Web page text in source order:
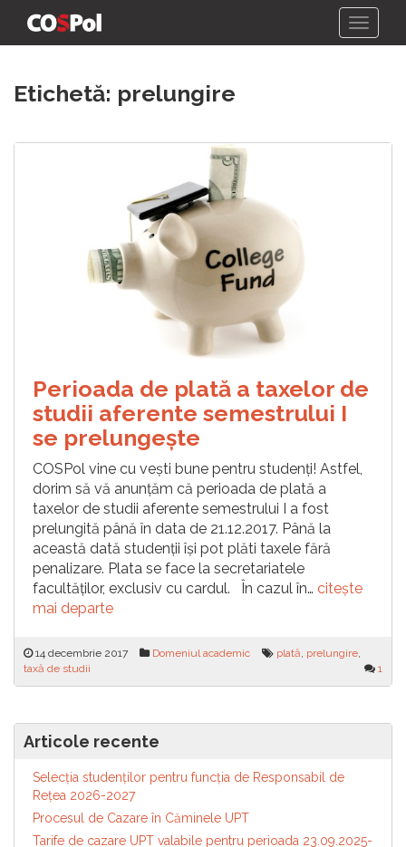
Etichetă: prelungire
Perioada de plată a taxelor de
studii aferente semestrului I
se prelungește
COSPol vine cu vești bune pentru studenți! Astfel,
dorim să vă anunțăm că perioada de plată a
taxelor de studii aferente semestrului I a fost
prelungită până în data de 21.12.2017. Până la
această dată studenții își pot plăti taxele fără
penalizare. Plata se face la secretariatele
facultăților, exclusiv cu cardul. În cazul în… citește
mai departe
14 decembrie 2017 Domeniul academic plată, prelungire,
taxă de studii
1
Articole recente
Selecția studenților pentru funcția de Responsabil de
Reţea 2026-2027
Procesul de Cazare în Căminele UPT
Tarife de cazare UPT valabile pentru perioada 23.09.2025-